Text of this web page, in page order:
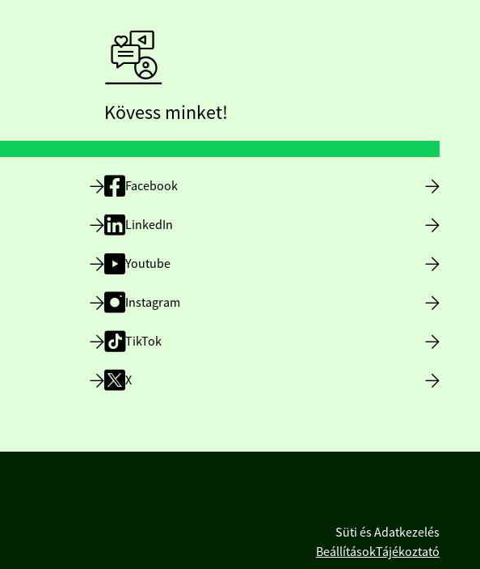
Kövess minket!
Facebook
LinkedIn
Youtube
Instagram
TikTok
X
Süti és Adatkezelés
BeállításokTájékoztató